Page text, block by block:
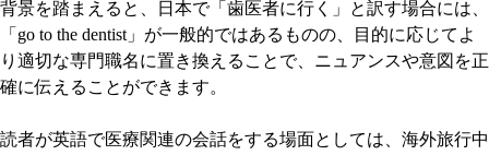
背景を踏まえると、日本で「歯医者に行く」と訳す場合には、
「go to the dentist」が一般的ではあるものの、目的に応じてよ
り適切な専門職名に置き換えることで、ニュアンスや意図を正
確に伝えることができます。
読者が英語で医療関連の会話をする場面としては、海外旅行中